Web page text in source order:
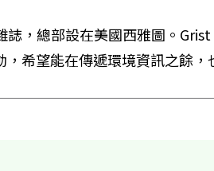
，總部設在美國西雅圖。Grist
希望能在傳遞環境資訊之餘，